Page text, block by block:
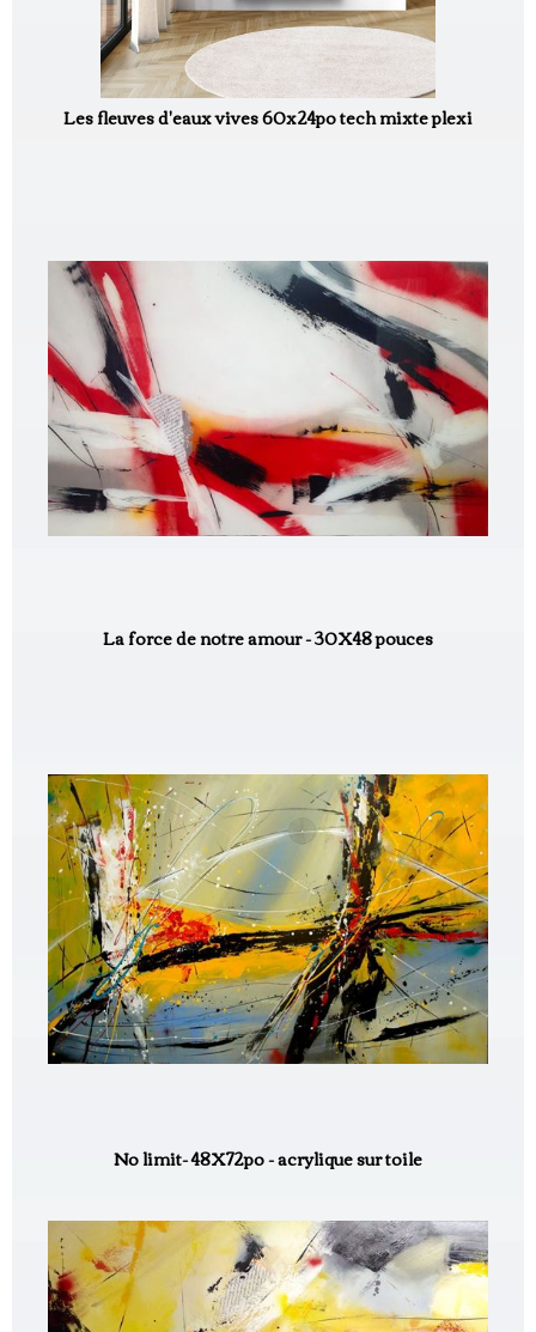
Les fleuves d'eaux vives 60x24po tech mixte plexi
La force de notre amour - 30X48 pouces
No limit- 48X72po - acrylique sur toile